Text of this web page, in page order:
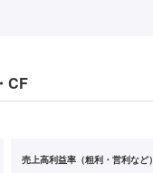
CF
売上高利益率（粗利・営利など）